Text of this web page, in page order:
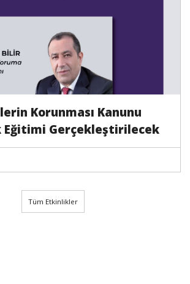
Korunması Kanunu
Eğitimi Gerçekleştirilecek
Tüm Etkinlikler